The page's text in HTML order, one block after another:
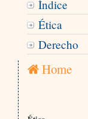
Índice
Ética
Derecho
Home